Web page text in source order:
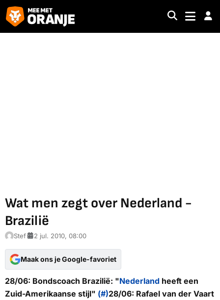
Wat men zegt over Nederland -
Brazilië
Stef 2 jul. 2010, 08:00
Maak ons je Google-favoriet
28/06: Bondscoach Brazilië: "Nederland heeft een
Zuid-Amerikaanse stijl" (#)28/06: Rafael van der Vaart